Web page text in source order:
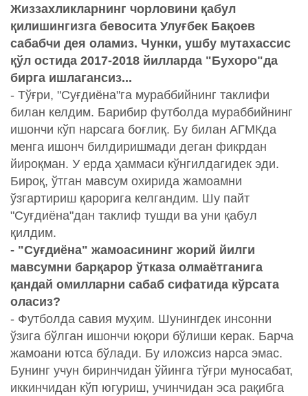
Жиззахликларнинг чорловини қабул
қилишингизга бевосита Улуғбек Бақоев
сабабчи дея оламиз. Чунки, ушбу мутахассис
қўл остида 2017-2018 йилларда "Бухоро"да
бирга ишлагансиз...
- Тўғри, "Суғдиёна"га мураббийнинг таклифи
билан келдим. Барибир футболда мураббийнинг
ишончи кўп нарсага боғлиқ. Бу билан АГМКда
менга ишонч билдиришмади деган фикрдан
йироқман. У ерда ҳаммаси кўнгилдагидек эди.
Бироқ, ўтган мавсум охирида жамоамни
ўзгартириш қарорига келгандим. Шу пайт
"Суғдиёна"дан таклиф тушди ва уни қабул
қилдим.
- "Суғдиёна" жамоасининг жорий йилги
мавсумни барқарор ўтказа олмаётганига
қандай омилларни сабаб сифатида кўрсата
оласиз?
- Футболда савия муҳим. Шунингдек инсонни
ўзига бўлган ишончи юқори бўлиши керак. Барча
жамоани ютса бўлади. Бу иложсиз нарса эмас.
Бунинг учун биринчидан ўйинга тўғри муносабат,
иккинчидан кўп югуриш, учинчидан эса рақибга